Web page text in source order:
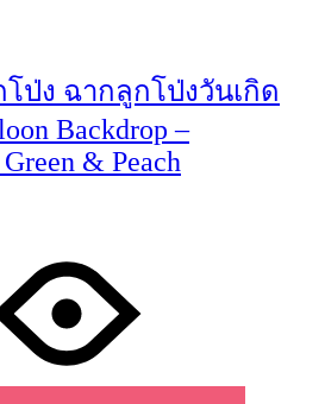
ป่ง ฉากลูกโป่งวันเกิด
Backdrop –
& Peach